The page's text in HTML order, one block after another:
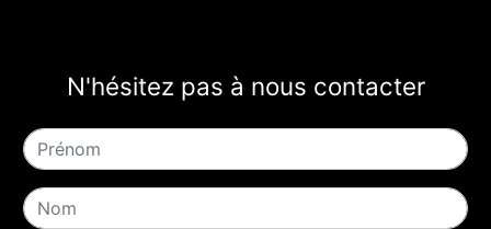
N'hésitez pas à nous contacter